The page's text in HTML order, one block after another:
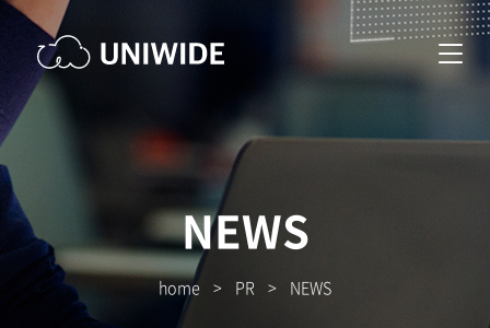
NEWS
home > PR > NEWS